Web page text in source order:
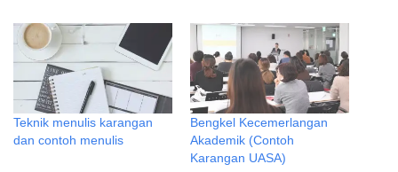
Teknik menulis karangan
dan contoh menulis
Bengkel Kecemerlangan
Akademik (Contoh
Karangan UASA)